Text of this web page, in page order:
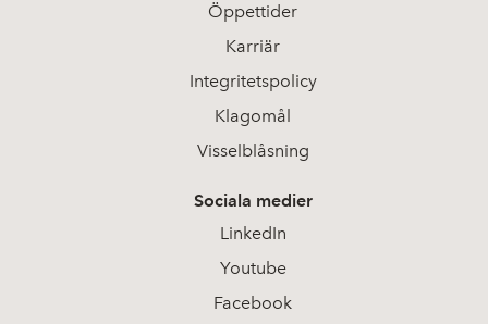
Öppettider
Karriär
Integritetspolicy
Klagomål
Visselblåsning
Sociala medier
LinkedIn
Youtube
Facebook